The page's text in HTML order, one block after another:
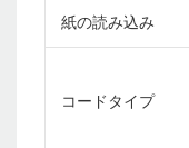
紙の読み込み
コードタイプ